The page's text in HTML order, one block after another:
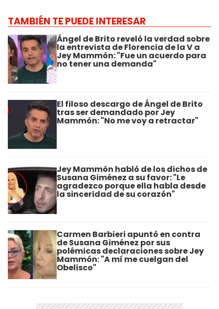
TAMBIÉN TE PUEDE INTERESAR
Ángel de Brito reveló la verdad sobre
la entrevista de Florencia de la V a
Jey Mammón: "Fue un acuerdo para
no tener una demanda"
El filoso descargo de Ángel de Brito
tras ser demandado por Jey
Mammón: "No me voy a retractar"
Jey Mammón habló de los dichos de
Susana Giménez a su favor: "Le
agradezco porque ella habla desde
la sinceridad de su corazón"
Carmen Barbieri apuntó en contra
de Susana Giménez por sus
polémicas declaraciones sobre Jey
Mammón: "A mí me cuelgan del
Obelisco"